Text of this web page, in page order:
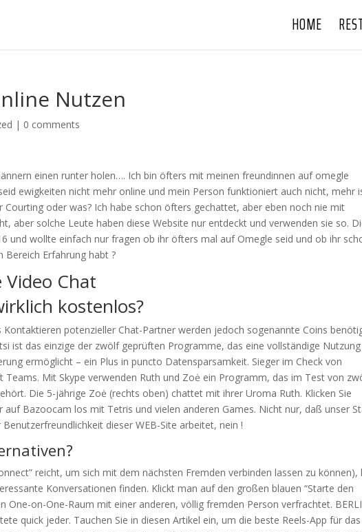
HOME
Nutzen
| 0 comments
einen runter holen…. Ich bin öfters mit meinen freundinnen auf omegle
ewigkeiten nicht mehr online und mein Person funktioniert auch nicht, mehr
Courting oder was? Ich habe schon öfters gechattet, aber eben noch nie mit
aber solche Leute haben diese Website nur entdeckt und verwenden sie so.
und wollte einfach nur fragen ob ihr öfters mal auf Omegle seid und ob ihr
Erfahrung habt ?
Chat
kostenlos?
potenzieller Chat-Partner werden jedoch sogenannte Coins
ist das einzige der zwölf geprüften Programme, das eine voll­ständige Nutzung
ermöglicht – ein Plus in puncto Daten­spar­samkeit. Sieger im Check von
Mit Skype verwenden Ruth und Zoė ein Programm, das im Test von
Die 5-jährige Zoė (rechts oben) chattet mit ihrer Uroma Ruth. Klicken Sie
auf Bazoocam los mit Tetris und vielen anderen Games. Nicht nur, daß unser
dieser WEB-Site arbeitet, nein !
reicht, um sich mit dem nächsten Fremden verbinden lassen zu können),
Konversationen finden. Klickt man auf den großen blauen “Starte den
One-on-One-Raum mit einer anderen, völlig fremden Person verfrachtet.
quick jeder. Tauchen Sie in diesen Artikel ein, um die beste Reels-App für das